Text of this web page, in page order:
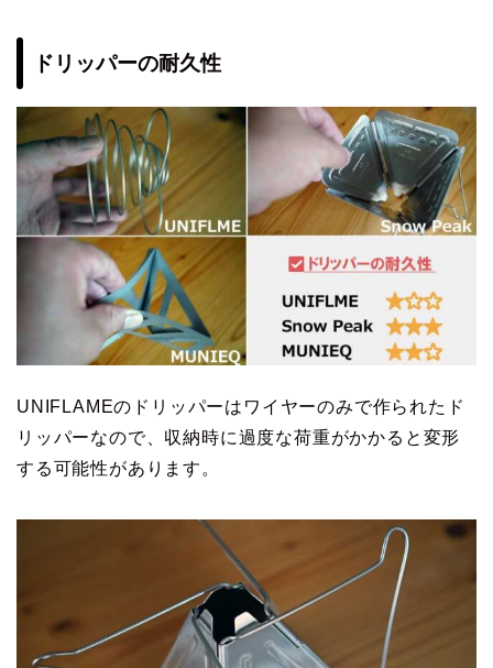
ドリッパーの耐久性
UNIFLAMEのドリッパーはワイヤーのみで作られたド
リッパーなので、収納時に過度な荷重がかかると変形
する可能性があります。